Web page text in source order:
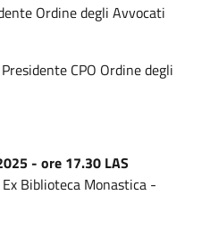
Ordine degli Avvocati
CPO Ordine degli
- ore 17.30 LAS
Ex Biblioteca Monastica -